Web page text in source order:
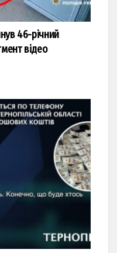
46-річний
відео